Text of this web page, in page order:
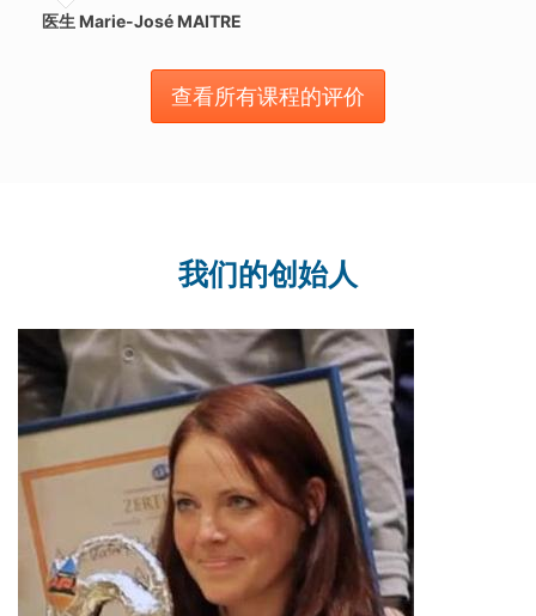
医生 Marie-José MAITRE
查看所有课程的评价
我们的创始人